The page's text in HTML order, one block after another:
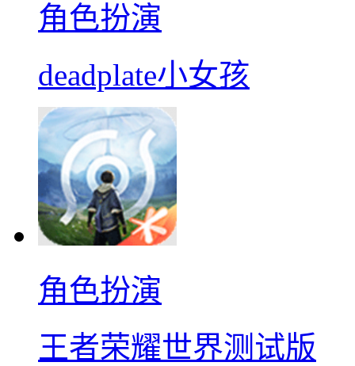
角色扮演
deadplate小女孩
角色扮演
王者荣耀世界测试版